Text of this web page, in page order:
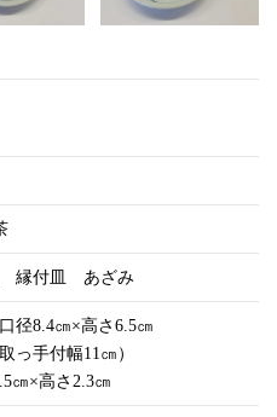
縁付皿 あざみ
径8.4㎝×高さ6.5㎝
付幅11㎝）
㎝×高さ2.3㎝